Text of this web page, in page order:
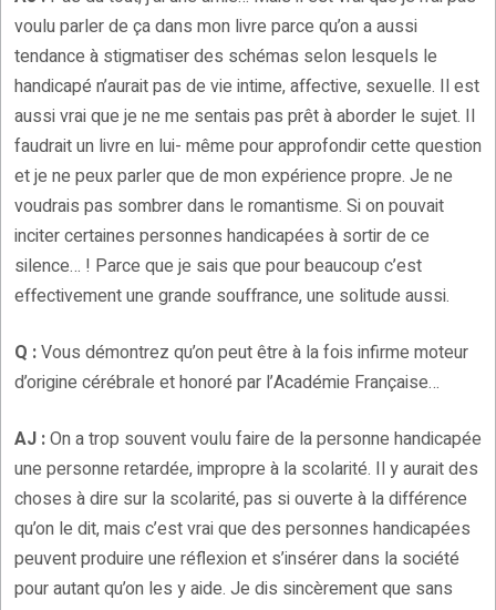
voulu parler de ça dans mon livre parce qu’on a aussi
tendance à stigmatiser des schémas selon lesquels le
handicapé n’aurait pas de vie intime, affective, sexuelle. Il est
aussi vrai que je ne me sentais pas prêt à aborder le sujet. Il
faudrait un livre en lui- même pour approfondir cette question
et je ne peux parler que de mon expérience propre. Je ne
voudrais pas sombrer dans le romantisme. Si on pouvait
inciter certaines personnes handicapées à sortir de ce
silence… ! Parce que je sais que pour beaucoup c’est
effectivement une grande souffrance, une solitude aussi.
Q :Vous démontrez qu’on peut être à la fois infirme moteur
d’origine cérébrale et honoré par l’Académie Française…
AJ :On a trop souvent voulu faire de la personne handicapée
une personne retardée, impropre à la scolarité. Il y aurait des
choses à dire sur la scolarité, pas si ouverte à la différence
qu’on le dit, mais c’est vrai que des personnes handicapées
peuvent produire une réflexion et s’insérer dans la société
pour autant qu’on les y aide. Je dis sincèrement que sans